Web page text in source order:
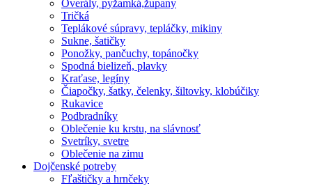
Overály, pyžamká,župany
Tričká
Teplákové súpravy, tepláčky, mikiny
Sukne, šatičky
Ponožky, pančuchy, topánočky
Spodná bielizeň, plavky
Kraťase, legíny
Čiapočky, šatky, čelenky, šiltovky, klobúčiky
Rukavice
Podbradníky
Oblečenie ku krstu, na slávnosť
Svetríky, svetre
Oblečenie na zimu
Dojčenské potreby
Fľaštičky a hrnčeky